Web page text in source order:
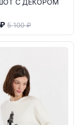
С ДЕКОРОМ
5 100 ₽